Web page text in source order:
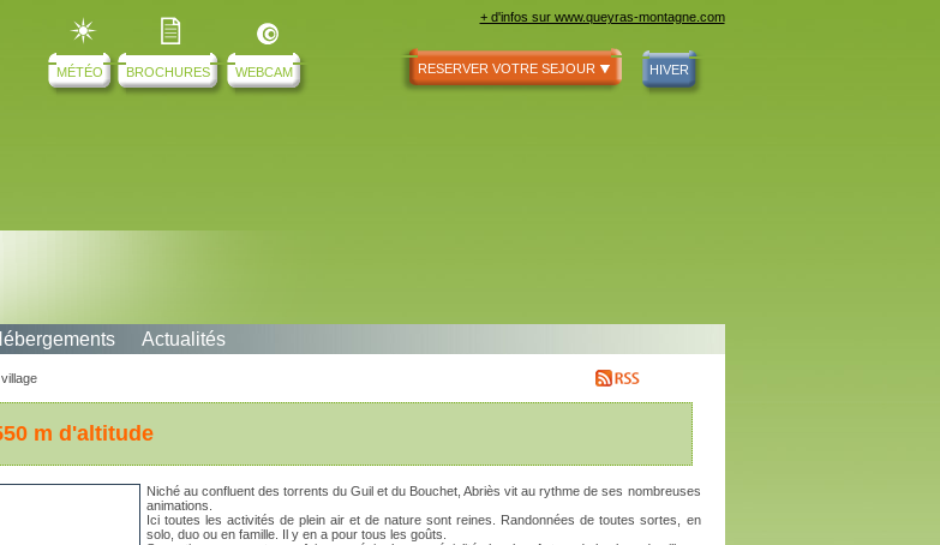
+ d'infos sur www.queyras-montagne.com
WEBCAM
BROCHURES
MÉTÉO HIVER
RESERVER VOTRE SEJOUR
Actualités
1550 m d'altitude
Niché au confluent des torrents du Guil et du Bouchet, Abriès vit au rythme de ses nombreuses
animations.
Ici toutes les activités de plein air et de nature sont reines. Randonnées de toutes sortes, en
solo, duo ou en famille. Il y en a pour tous les goûts.